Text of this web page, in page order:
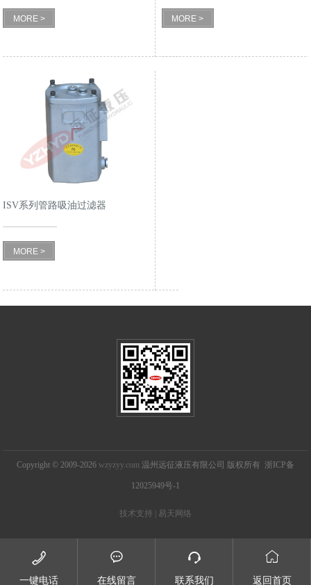
MORE > MORE >
ISV系列管路吸油过滤器
MORE >
Copyright © 2009-2026 wzyzyy.com 温州远征液压有限公司 版权所有 浙ICP备
12025949号-1
技术支持 | 易天网络

一键电话

在线留言

联系我们

返回首页